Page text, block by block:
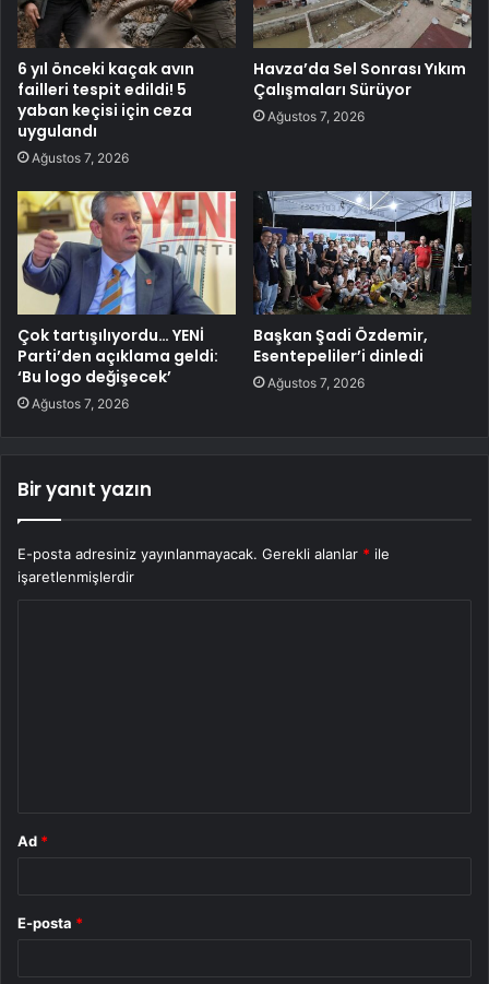
6 yıl önceki kaçak avın
failleri tespit edildi! 5
yaban keçisi için ceza
uygulandı
Ağustos 7, 2026
Havza’da Sel Sonrası Yıkım
Çalışmaları Sürüyor
Ağustos 7, 2026
Çok tartışılıyordu… YENİ
Parti’den açıklama geldi:
‘Bu logo değişecek’
Ağustos 7, 2026
Başkan Şadi Özdemir,
Esentepeliler’i dinledi
Ağustos 7, 2026
Bir yanıt yazın
E-posta adresiniz yayınlanmayacak. Gerekli alanlar * ile
işaretlenmişlerdir
Ad *
E-posta *